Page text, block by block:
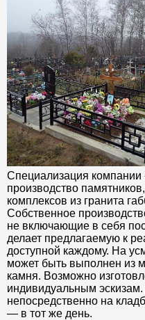
Специализация
производство
комплексов из гранита
Собственное
не включающие в себя
делает предлагаемую к
доступной каждому. На
может быть выполнен из
камня. Возможно
индивидуальным
непосредственно на
— в тот же день.